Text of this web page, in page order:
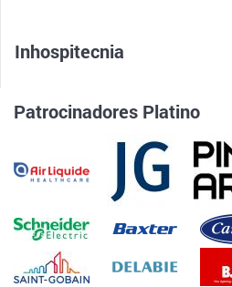
Inhospitecnia
Patrocinadores Platino